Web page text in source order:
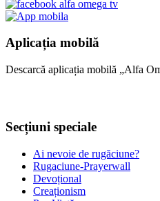
Aplicația mobilă
Descarcă aplicația mobilă „Alfa
Secțiuni speciale
Ai nevoie de rugăciune?
Rugaciune-Prayerwall
Devoțional
Creaționism